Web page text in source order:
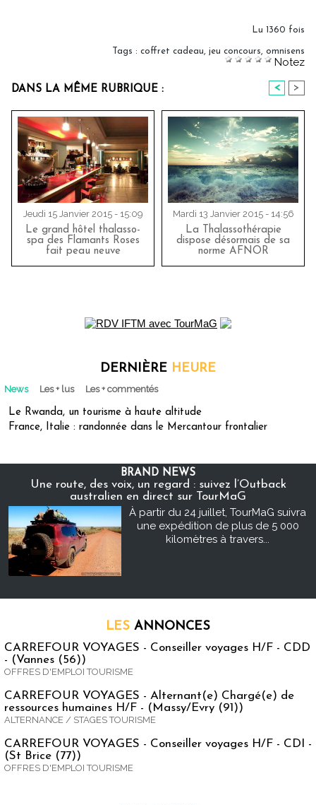
Lu 1360 fois
Tags : coffret cadeau, jeu concours, omnisens
Notez
DANS LA MÊME RUBRIQUE : < >
Jeudi 15 Janvier 2015 - 15:09
Le grand hôtel thalasso-
spa des Flamants Roses
fait peau neuve
Mardi 13 Janvier 2015 - 14:56
La Thalassothérapie
dispose désormais de sa
norme AFNOR
DERNIÈRE HEURE
News Les + lus Les + commentés
Le Rwanda, un tourisme à haute altitude
France, Italie : randonnée dans le Mercantour frontalier
BRAND NEWS
Une route, des voix, un regard : suivez l’Outback
australien en direct sur TourMaG
À partir du 24 juillet, TourMaG suivra
une expédition de plus de 5 000
kilomètres à travers...
LES ANNONCES
CARREFOUR VOYAGES - Conseiller voyages H/F - CDD
- (Vannes (56))
OFFRES D'EMPLOI TOURISME
CARREFOUR VOYAGES - Alternant(e) Chargé(e) de
ressources humaines H/F - (Massy/Evry (91))
ALTERNANCE / STAGES TOURISME
CARREFOUR VOYAGES - Conseiller voyages H/F - CDI -
(St Brice (77))
OFFRES D'EMPLOI TOURISME